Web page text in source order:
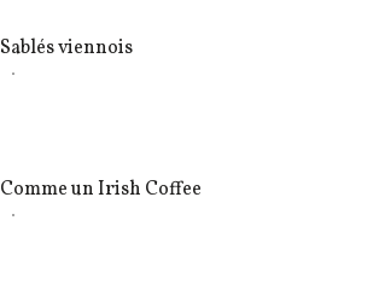
Sablés viennois
Comme un Irish Coffee